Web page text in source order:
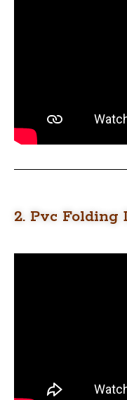
2. Pvc Folding